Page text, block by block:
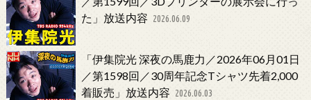
た」放送内容 2026.06.09
「伊集院光 深夜の馬鹿力／2026年06月01日
／第1598回／30周年記念Tシャツ先着2,000
着販売」放送内容 2026.06.03